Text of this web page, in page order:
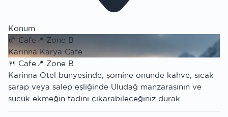
Konum
🥐 Cafe 📍 Zone B
Karinna Karya Cafe
🍴 Cafe📍 Zone B
Karinna Otel bünyesinde; şömine önünde kahve, sıcak
şarap veya salep eşliğinde Uludağ manzarasının ve
sucuk ekmeğin tadını çıkarabileceğiniz durak.